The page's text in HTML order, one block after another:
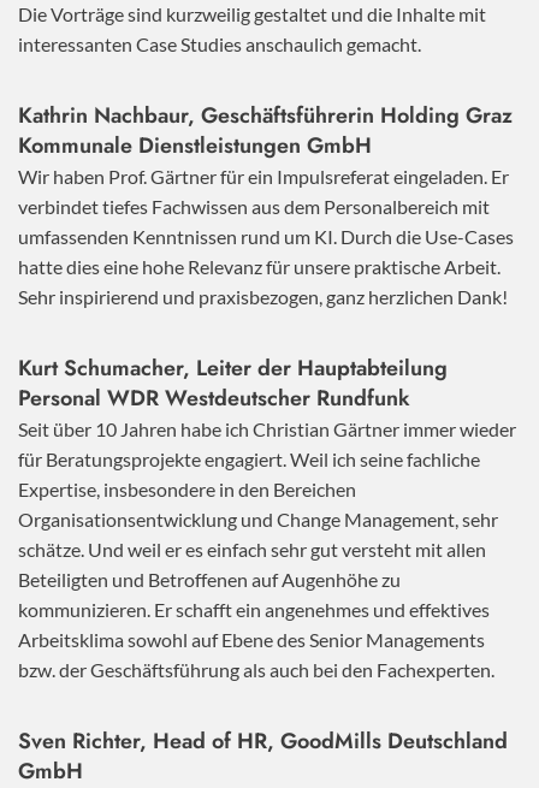
Die Vorträge sind kurzweilig gestaltet und die Inhalte mit
interessanten Case Studies anschaulich gemacht.
Kathrin Nachbaur, Geschäftsführerin Holding Graz
Kommunale Dienstleistungen GmbH
Wir haben Prof. Gärtner für ein Impulsreferat eingeladen. Er
verbindet tiefes Fachwissen aus dem Personalbereich mit
umfassenden Kenntnissen rund um KI. Durch die Use-Cases
hatte dies eine hohe Relevanz für unsere praktische Arbeit.
Sehr inspirierend und praxisbezogen, ganz herzlichen Dank!
Kurt Schumacher, Leiter der Hauptabteilung
Personal WDR Westdeutscher Rundfunk
Seit über 10 Jahren habe ich Christian Gärtner immer wieder
für Beratungsprojekte engagiert. Weil ich seine fachliche
Expertise, insbesondere in den Bereichen
Organisationsentwicklung und Change Management, sehr
schätze. Und weil er es einfach sehr gut versteht mit allen
Beteiligten und Betroffenen auf Augenhöhe zu
kommunizieren. Er schafft ein angenehmes und effektives
Arbeitsklima sowohl auf Ebene des Senior Managements
bzw. der Geschäftsführung als auch bei den Fachexperten.
Sven Richter, Head of HR, GoodMills Deutschland
GmbH